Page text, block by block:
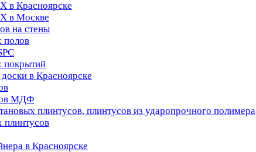
в Красноярске
в Москве
на стены
полов
покрытий
в Красноярске
МДФ
плинтусов, плинтусов из ударопрочного полимера
плинтусов
в Красноярске